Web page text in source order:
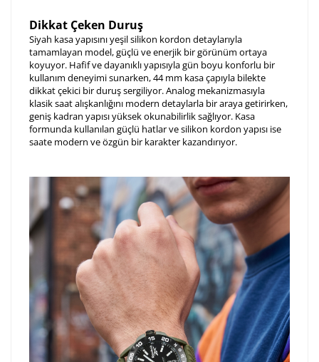
Dikkat Çeken Duruş
Siyah kasa yapısını yeşil silikon kordon detaylarıyla
tamamlayan model, güçlü ve enerjik bir görünüm ortaya
koyuyor. Hafif ve dayanıklı yapısıyla gün boyu konforlu bir
kullanım deneyimi sunarken, 44 mm kasa çapıyla bilekte
dikkat çekici bir duruş sergiliyor. Analog mekanizmasıyla
klasik saat alışkanlığını modern detaylarla bir araya getirirken,
geniş kadran yapısı yüksek okunabilirlik sağlıyor. Kasa
formunda kullanılan güçlü hatlar ve silikon kordon yapısı ise
saate modern ve özgün bir karakter kazandırıyor.